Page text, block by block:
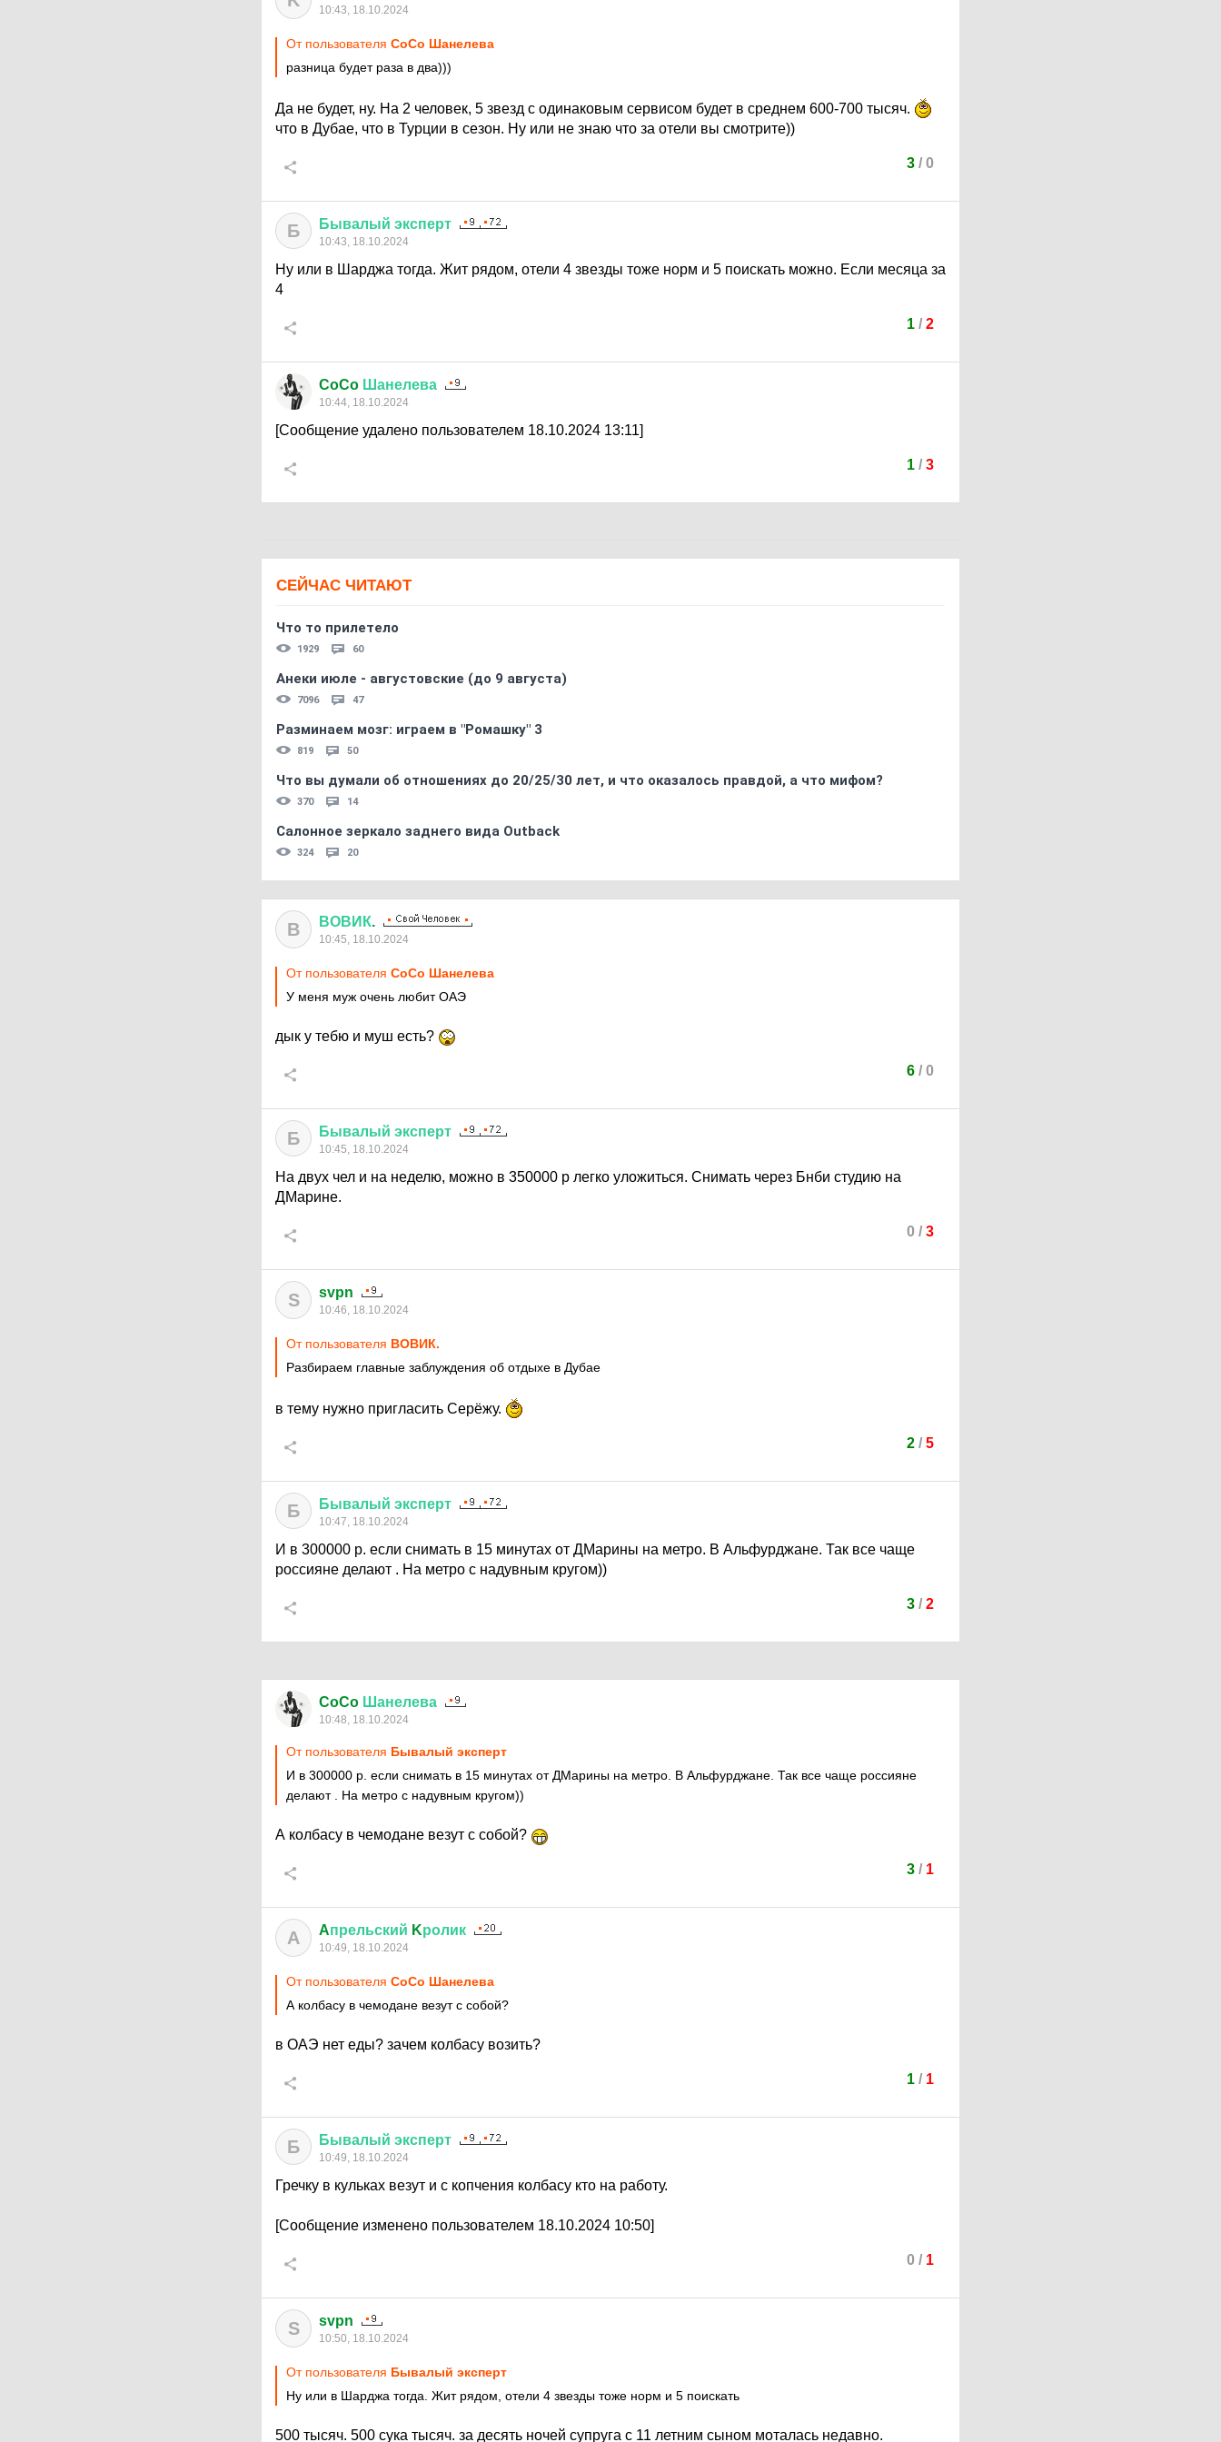
10:43, 18.10.2024
От пользователя CoCo Шанелева
разница будет раза в два)))
Да не будет, ну. На 2 человек, 5 звезд с одинаковым сервисом будет в среднем 600-700 тысяч.
что в Дубае, что в Турции в сезон. Ну или не знаю что за отели вы смотрите))
3/ 0
Б Бывалый эксперт
10:43, 18.10.2024
Ну или в Шарджа тогда. Жит рядом, отели 4 звезды тоже норм и 5 поискать можно. Если месяца за
4
1/ 2
CoCo Шанелева
10:44, 18.10.2024
[Сообщение удалено пользователем 18.10.2024 13:11]
1/ 3
СЕЙЧАС ЧИТАЮТ
Что то прилетело
1929 60
Анеки июле - августовские (до 9 августа)
7096 47
Разминаем мозг: играем в "Ромашку" 3
819 50
Что вы думали об отношениях до 20/25/30 лет, и что оказалось правдой, а что мифом?
370 14
Салонное зеркало заднего вида Outback
324 20
В ВОВИК.
10:45, 18.10.2024
От пользователя CoCo Шанелева
У меня муж очень любит ОАЭ
дык у тебю и муш есть?
6/ 0
Б Бывалый эксперт
10:45, 18.10.2024
На двух чел и на неделю, можно в 350000 р легко уложиться. Снимать через Бнби студию на
ДМарине.
0 / 3
S svpn
10:46, 18.10.2024
От пользователя ВОВИК.
Разбираем главные заблуждения об отдыхе в Дубае
в тему нужно пригласить Серёжу.
2/ 5
Б Бывалый эксперт
10:47, 18.10.2024
И в 300000 р. если снимать в 15 минутах от ДМарины на метро. В Альфурджане. Так все чаще
россияне делают . На метро с надувным кругом))
3/ 2
CoCo Шанелева
10:48, 18.10.2024
От пользователя Бывалый эксперт
И в 300000 р. если снимать в 15 минутах от ДМарины на метро. В Альфурджане. Так все чаще россияне
делают . На метро с надувным кругом))
А колбасу в чемодане везут с собой?
3/ 1
A Aпрельский Kролик
10:49, 18.10.2024
От пользователя CoCo Шанелева
А колбасу в чемодане везут с собой?
в ОАЭ нет еды? зачем колбасу возить?
1/ 1
Б Бывалый эксперт
10:49, 18.10.2024
Гречку в кульках везут и с копчения колбасу кто на работу.
[Сообщение изменено пользователем 18.10.2024 10:50]
0 / 1
S svpn
10:50, 18.10.2024
От пользователя Бывалый эксперт
Ну или в Шарджа тогда. Жит рядом, отели 4 звезды тоже норм и 5 поискать
500 тысяч. 500 сука тысяч. за десять ночей супруга с 11 летним сыном моталась недавно.